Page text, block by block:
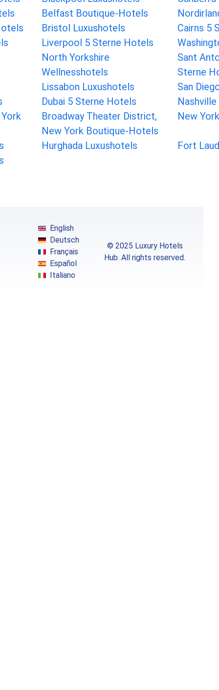
Belfast Boutique-Hotels
Bristol Luxushotels
Cairns 5
Liverpool 5 Sterne Hotels
North Yorkshire
Wellnesshotels
Sant
Sterne
Lissabon Luxushotels
San
Dubai 5 Sterne Hotels
Broadway Theater District,
New York Boutique-Hotels
New
Hurghada Luxushotels
Fort
English
Deutsch
Français
Español
Italiano
© 2025 Luxury Hotels
Hub. All rights reserved.